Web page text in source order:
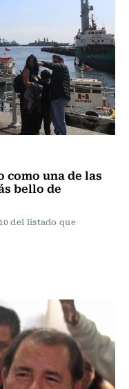
como una de las
bello de
del listado que